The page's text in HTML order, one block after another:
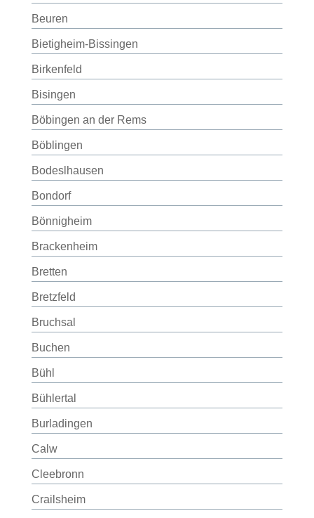
Beuren
Bietigheim-Bissingen
Birkenfeld
Bisingen
Böbingen an der Rems
Böblingen
Bodeslhausen
Bondorf
Bönnigheim
Brackenheim
Bretten
Bretzfeld
Bruchsal
Buchen
Bühl
Bühlertal
Burladingen
Calw
Cleebronn
Crailsheim